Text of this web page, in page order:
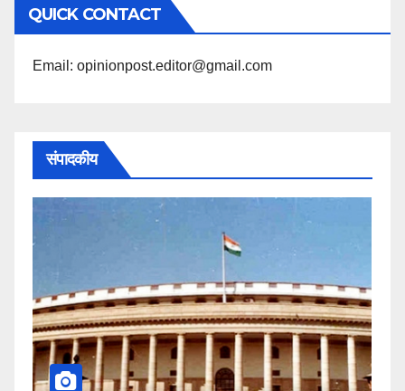
पढ़ें
QUICK CONTACT
Email: opinionpost.editor@gmail.com
संपादकीय